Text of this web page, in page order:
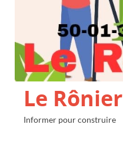
Le Rônier
Informer pour construire